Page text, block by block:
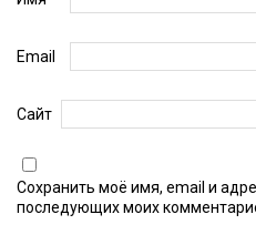
Email
Сайт
Сохранить моё имя, email и
последующих моих